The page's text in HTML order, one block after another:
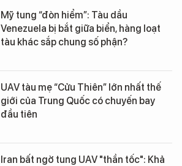
Mỹ tung “đòn hiểm”: Tàu dầu
Venezuela bị bắt giữa biển, hàng loạt
tàu khác sắp chung số phận?
UAV tàu mẹ “Cửu Thiên” lớn nhất thế
giới của Trung Quốc có chuyến bay
đầu tiên
Iran bất ngờ tung UAV "thần tốc": Khả